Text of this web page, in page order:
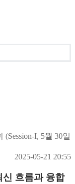
I, 5월 30일
2025-05-21 20:55
흐름과 융합